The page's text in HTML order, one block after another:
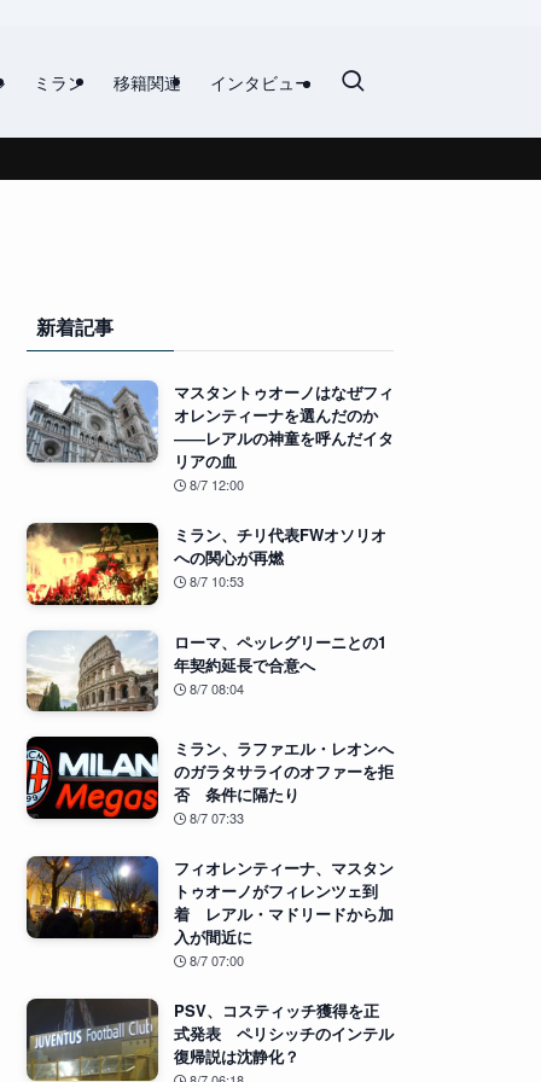
ミラン 移籍関連 インタビュー
新着記事
マスタントゥオーノはなぜフィ
オレンティーナを選んだのか
――レアルの神童を呼んだイタ
リアの血
8/7 12:00
ミラン、チリ代表FWオソリオ
への関心が再燃
8/7 10:53
ローマ、ペッレグリーニとの1
年契約延長で合意へ
8/7 08:04
ミラン、ラファエル・レオンへ
のガラタサライのオファーを拒
否 条件に隔たり
8/7 07:33
フィオレンティーナ、マスタン
トゥオーノがフィレンツェ到
着 レアル・マドリードから加
入が間近に
8/7 07:00
PSV、コスティッチ獲得を正
式発表 ペリシッチのインテル
復帰説は沈静化？